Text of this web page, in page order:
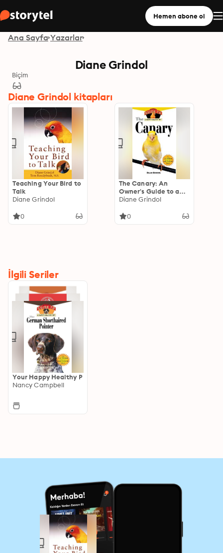
Hemen abone ol
Ana Sayfa Yazarlar
Diane Grindol
Biçim
Diane Grindol kitapları
Teaching Your Bird to
Talk
Diane Grindol
0
The Canary: An
Owner's Guide to a
Happy Healthy Pet
Diane Grindol
0
İlgili Seriler
Your Happy Healthy P
Nancy Campbell